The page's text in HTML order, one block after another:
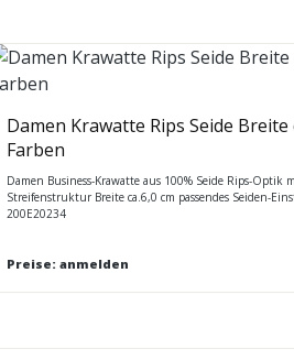
Damen Krawatte Rips Seide Breite
Farben
Damen Business-Krawatte aus 100% Seide Rips-Optik
Streifenstruktur Breite ca.6,0 cm passendes Seiden-
200E20234
Preise: anmelden